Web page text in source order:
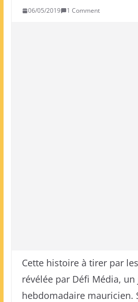
06/05/2019 1 Comment
Cette histoire à tirer par
révélée par Défi Média,
hebdomadaire mauricien.